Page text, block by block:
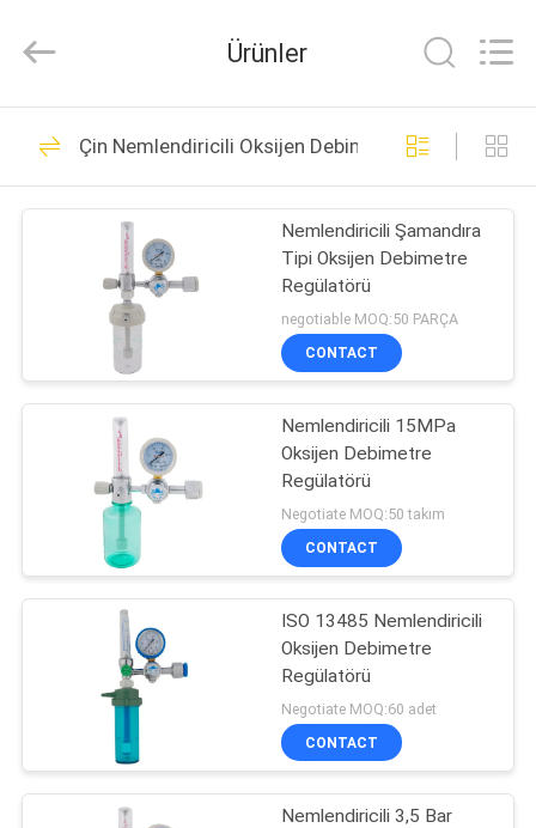
ÜRÜN:%
HAKKIMIZDA
FABRIKA
KALITE
KONTROL
BIZIMLE
ILETIŞIME
BIR
Reserved.
Medikal Gaz
Çıkışları
30
Medikal Gaz
Adaptörleri
25
Medikal Gaz
Aksesuarları
Ürünler
Çin Nemlendiricili Oksijen Debimetre Regülatörü
Nemlendiricili Şamandıra
Tipi Oksijen Debimetre
Regülatörü
negotiable MOQ:50 PARÇA
CONTACT
Nemlendiricili 15MPa
Oksijen Debimetre
Regülatörü
Negotiate MOQ:50 takım
CONTACT
ISO 13485 Nemlendiricili
Oksijen Debimetre
Regülatörü
Negotiate MOQ:60 adet
CONTACT
Nemlendiricili 3,5 Bar